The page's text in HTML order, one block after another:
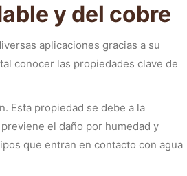
y del cobre
aplicaciones gracias a su
conocer las propiedades clave de
Esta propiedad se debe a la
el daño por humedad y
que entran en contacto con agua